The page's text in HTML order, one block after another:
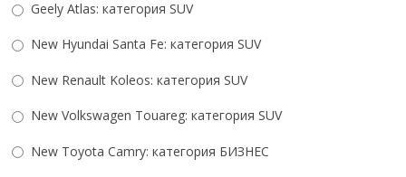
Geely Atlas: категория SUV
New Hyundai Santa Fe: категория SUV
New Renault Koleos: категория SUV
New Volkswagen Touareg: категория SUV
New Toyota Camry: категория БИЗНЕС